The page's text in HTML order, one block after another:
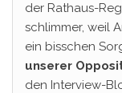
der Rathaus-
schlimmer, weil
ein bisschen
unserer
den Interview-